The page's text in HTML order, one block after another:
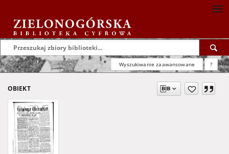
Wyszukiwanie zaawansowane ?
OBIEKT